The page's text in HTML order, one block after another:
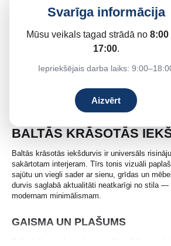
Svarīga informācija
Mūsu veikals tagad strādā no 8:00
17:00.
Iepriekšējais darba laiks:
Aizvērt
KRĀSOTAS DURVIS
Sākums / Iekšdurvis
KATEGORIJAS
FILTRI
BALTĀS KRĀSOTĀS
Baltās krāsotās iekšdurvis ir universāls
sakārtotam interjeram. Tīrs tonis vizuāli
sajūtu un viegli sader ar sienu, grīdas un
durvis saglabā aktualitāti neatkarīgi no stila —
modernam minimālismam.
GAISMA UN PLAŠUMS